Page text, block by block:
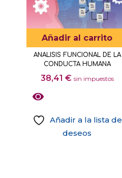
Añadir al carrito
ANALISIS FUNCIONAL DE LA
CONDUCTA HUMANA
38,41 € sin impuestos
Añadir a la lista de
deseos